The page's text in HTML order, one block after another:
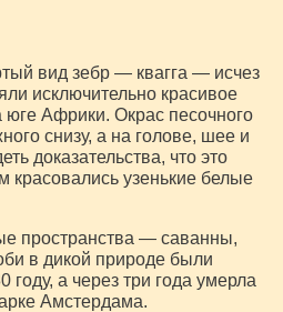
вид зебр — квагга — исчез
исключительно красивое
Африки. Окрас песочного
снизу, а на голове, шее и
доказательства, что это
красовались узенькие белые
пространства — саванны,
в дикой природе были
а через три года умерла
Амстердама.